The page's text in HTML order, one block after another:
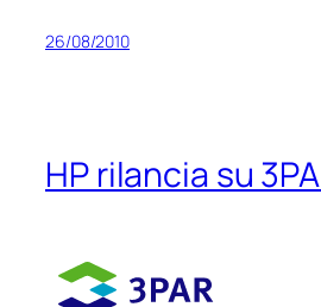
26/08/2010
HP rilancia su